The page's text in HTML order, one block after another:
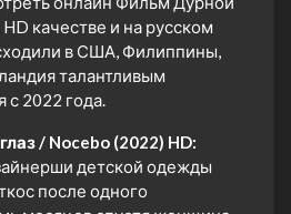
качестве и на русском
в США, Филиппины,
талантливым
с 2022 года.
/ Nocebo (2022) HD:
детской одежды
после одного